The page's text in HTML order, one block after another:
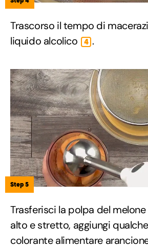
Trascorso il tempo di
liquido alcolico
4 .
Step 5
Trasferisci la polpa del
alto e stretto, aggiungi
colorante alimentare